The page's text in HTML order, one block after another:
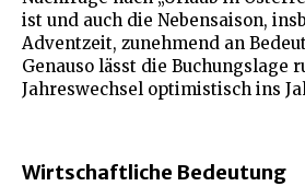
ist und auch die Nebensaison,
Adventzeit, zunehmend an
Genauso lässt die Buchungslage
Jahreswechsel optimistisch ins
Wirtschaftliche Bedeutung